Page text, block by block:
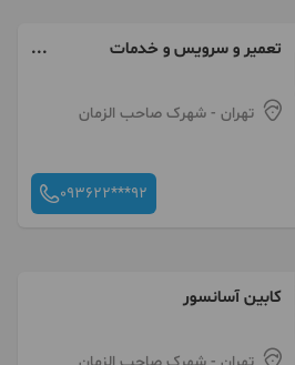
تعمیر و سرویس و خدمات
تهران - شهرک صاحب الزمان
093622***92
کابین آسانسور